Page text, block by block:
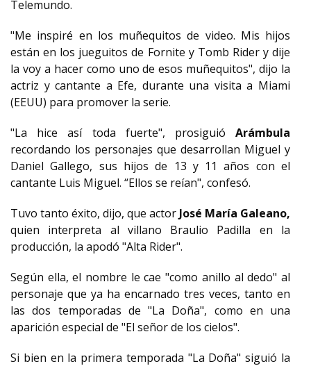
Telemundo.
"Me inspiré en los muñequitos de video. Mis hijos
están en los jueguitos de Fornite y Tomb Rider y dije
la voy a hacer como uno de esos muñequitos", dijo la
actriz y cantante a Efe, durante una visita a Miami
(EEUU) para promover la serie.
"La hice así toda fuerte", prosiguió Arámbula
recordando los personajes que desarrollan Miguel y
Daniel Gallego, sus hijos de 13 y 11 años con el
cantante Luis Miguel. “Ellos se reían", confesó.
Tuvo tanto éxito, dijo, que actor José María Galeano,
quien interpreta al villano Braulio Padilla en la
producción, la apodó "Alta Rider".
Según ella, el nombre le cae "como anillo al dedo" al
personaje que ya ha encarnado tres veces, tanto en
las dos temporadas de "La Doña", como en una
aparición especial de "El señor de los cielos".
Si bien en la primera temporada "La Doña" siguió la